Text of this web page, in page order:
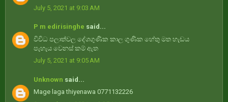
July 5, 2021 at 9:03 AM
P m edirisinghe said...
විවිධ පලාත්වල දේශගුණික කාල ගුණික හේතු මත හැඩය
පැහැය වෙනස් කම් ඇත
July 5, 2021 at 9:05 AM
Unknown said...
Mage laga thiyenawa 0771132226